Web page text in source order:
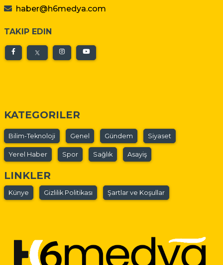
haber@h6medya.com
TAKIP EDIN
KATEGORILER
Bilim-Teknoloji Genel Gündem Siyaset
Yerel Haber Spor Sağlık Asayiş
LINKLER
Künye Gizlilik Politikası Şartlar ve Koşullar